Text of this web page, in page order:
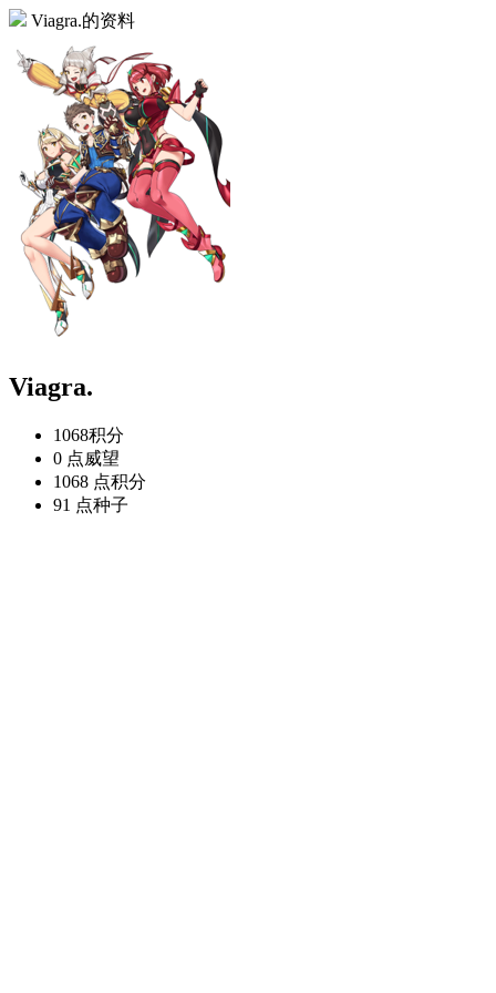
Viagra.的资料
Viagra.
1068积分
0 点威望
1068 点积分
91 点种子